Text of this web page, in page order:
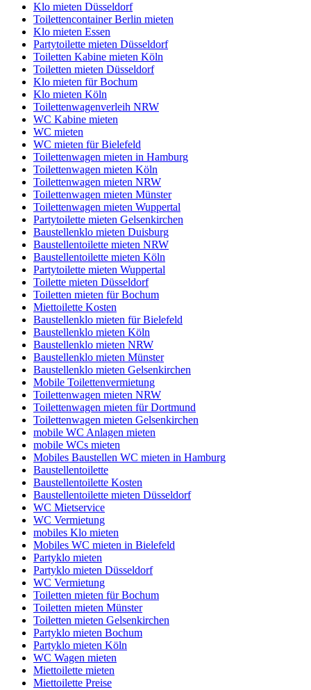
Klo mieten Düsseldorf
Toilettencontainer Berlin mieten
Klo mieten Essen
Partytoilette mieten Düsseldorf
Toiletten Kabine mieten Köln
Toiletten mieten Düsseldorf
Klo mieten für Bochum
Klo mieten Köln
Toilettenwagenverleih NRW
WC Kabine mieten
WC mieten
WC mieten für Bielefeld
Toilettenwagen mieten in Hamburg
Toilettenwagen mieten Köln
Toilettenwagen mieten NRW
Toilettenwagen mieten Münster
Toilettenwagen mieten Wuppertal
Partytoilette mieten Gelsenkirchen
Baustellenklo mieten Duisburg
Baustellentoilette mieten NRW
Baustellentoilette mieten Köln
Partytoilette mieten Wuppertal
Toilette mieten Düsseldorf
Toiletten mieten für Bochum
Miettoilette Kosten
Baustellenklo mieten für Bielefeld
Baustellenklo mieten Köln
Baustellenklo mieten NRW
Baustellenklo mieten Münster
Baustellenklo mieten Gelsenkirchen
Mobile Toilettenvermietung
Toilettenwagen mieten NRW
Toilettenwagen mieten für Dortmund
Toilettenwagen mieten Gelsenkirchen
mobile WC Anlagen mieten
mobile WCs mieten
Mobiles Baustellen WC mieten in Hamburg
Baustellentoilette
Baustellentoilette Kosten
Baustellentoilette mieten Düsseldorf
WC Mietservice
WC Vermietung
mobiles Klo mieten
Mobiles WC mieten in Bielefeld
Partyklo mieten
Partyklo mieten Düsseldorf
WC Vermietung
Toiletten mieten für Bochum
Toiletten mieten Münster
Toiletten mieten Gelsenkirchen
Partyklo mieten Bochum
Partyklo mieten Köln
WC Wagen mieten
Miettoilette mieten
Miettoilette Preise